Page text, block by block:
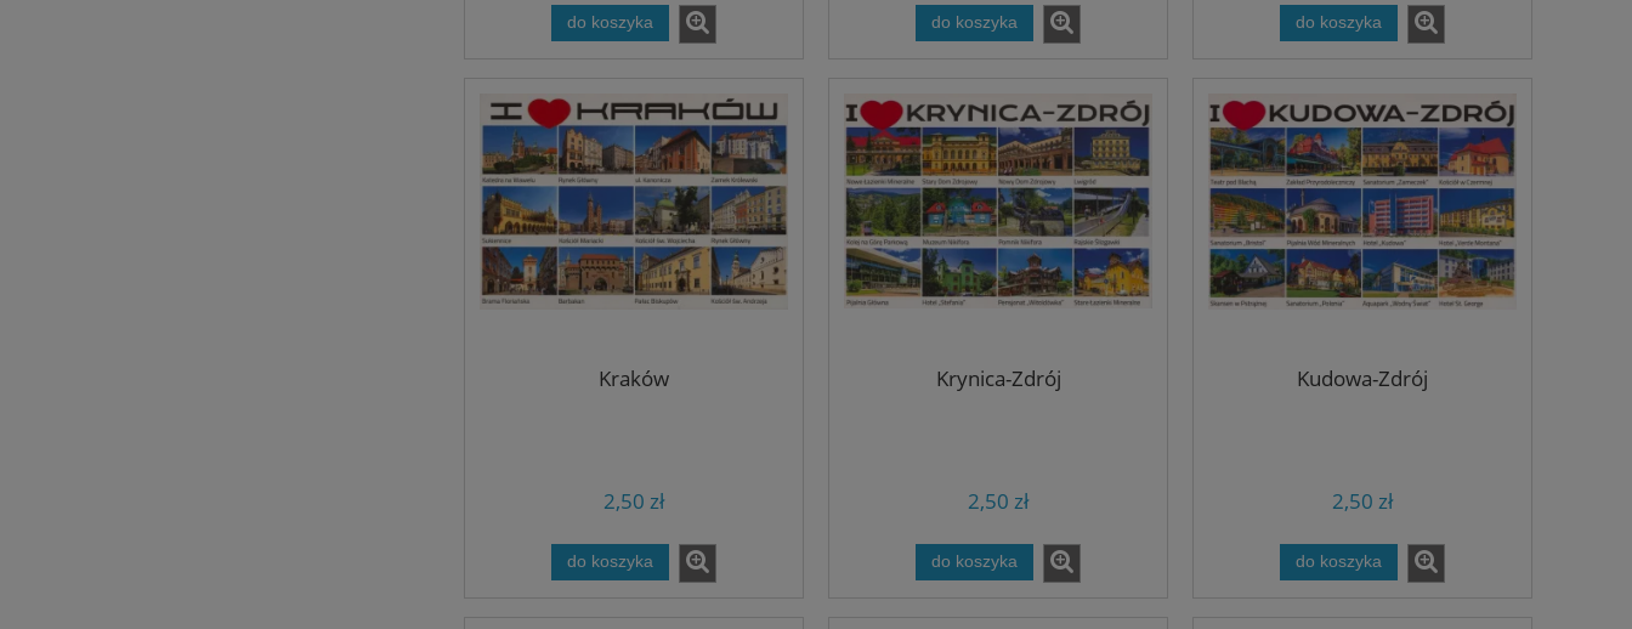
do koszyka do koszyka do koszyka
Kraków
2,50 zł
do koszyka
Krynica-Zdrój
2,50 zł
do koszyka
Kudowa-Zdrój
2,50 zł
do koszyka